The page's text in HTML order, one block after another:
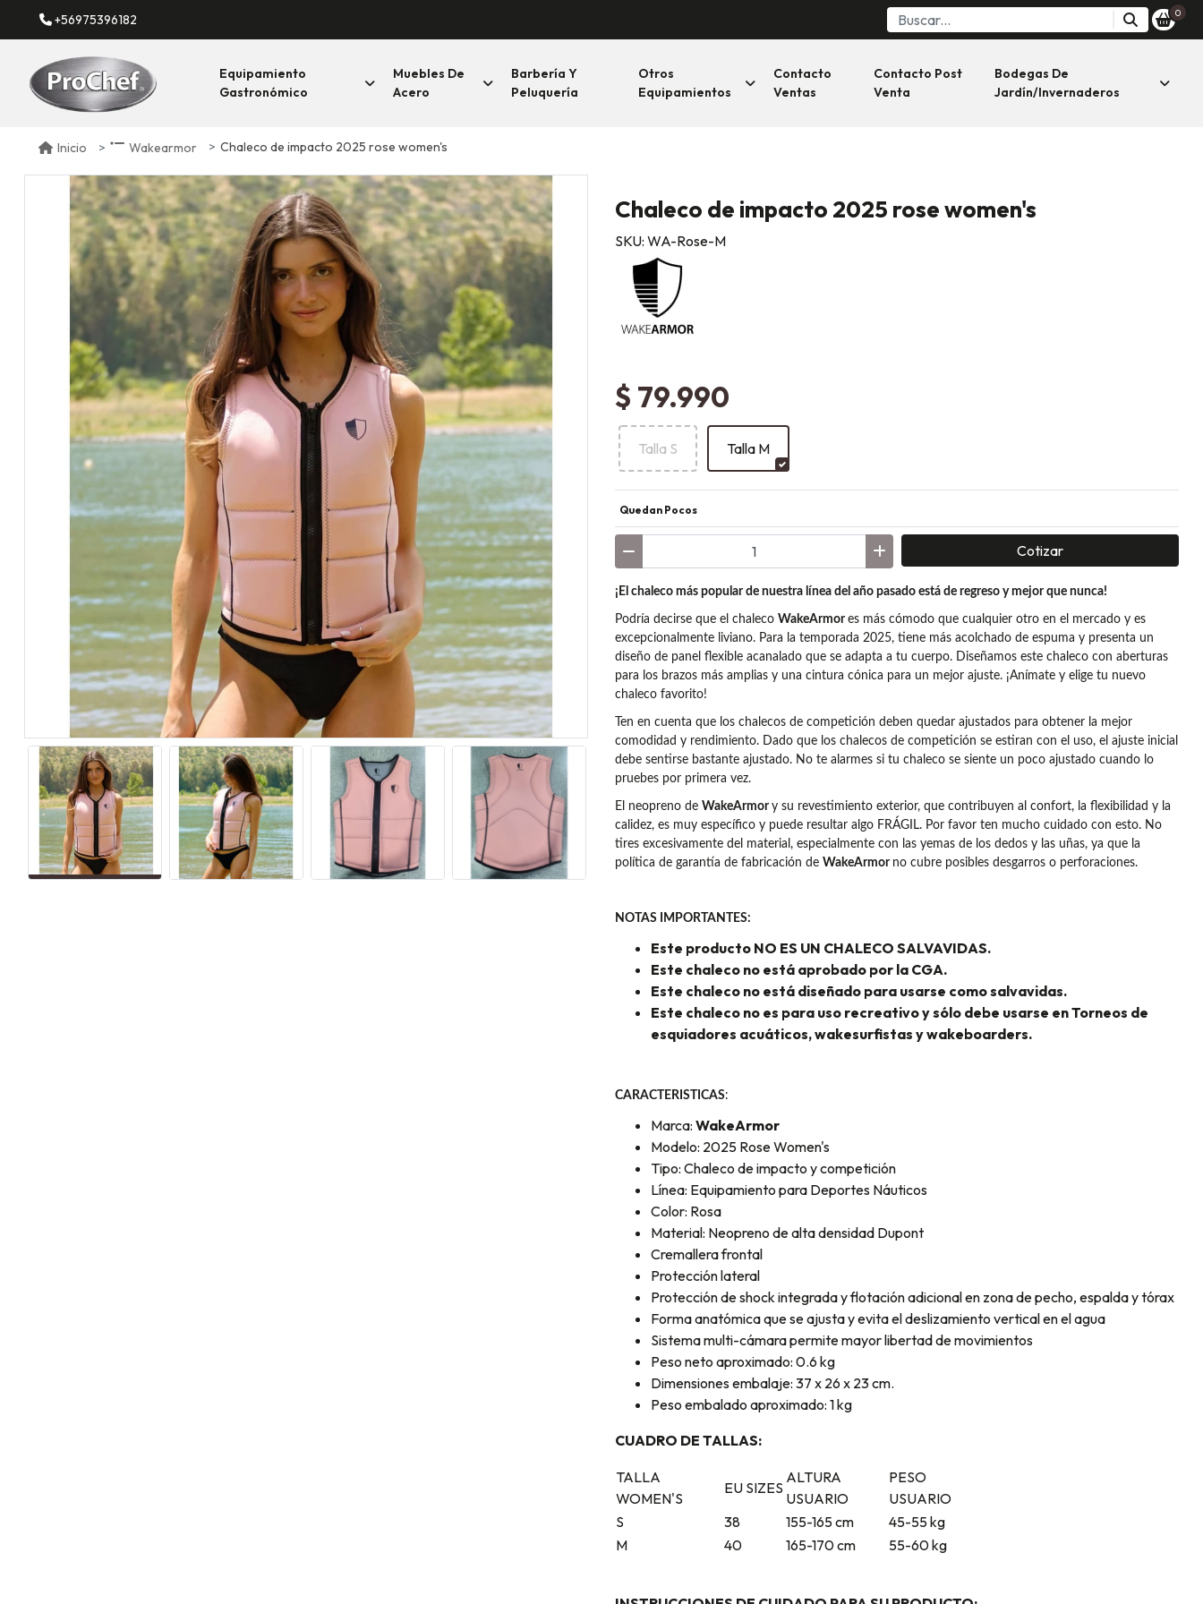
+56975396182 0
Equipamiento
Gastronómico
Muebles De
Acero
Barbería Y
Peluquería
Otros
Equipamientos
Contacto
Ventas
Contacto Post
Venta
Bodegas De
Jardín/invernaderos
Inicio Wakearmor Chaleco de impacto 2025 rose women's
Chaleco de impacto 2025 rose women's
SKU: WA-Rose-M
$ 79.990
Talla S Talla M
Quedan Pocos
Cotizar
¡El chaleco más popular de nuestra línea del año pasado está de regreso y mejor que nunca!
Podría decirse que el chaleco WakeArmores más cómodo que cualquier otro en el mercado y es
excepcionalmente liviano. Para la temporada 2025, tiene más acolchado de espuma y presenta un
diseño de panel flexible acanalado que se adapta a tu cuerpo. Diseñamos este chaleco con aberturas
para los brazos más amplias y una cintura cónica para un mejor ajuste. ¡Anímate y elige tu nuevo
chaleco favorito!
Ten en cuenta que los chalecos de competición deben quedar ajustados para obtener la mejor
comodidad y rendimiento. Dado que los chalecos de competición se estiran con el uso, el ajuste inicial
debe sentirse bastante ajustado. No te alarmes si tu chaleco se siente un poco ajustado cuando lo
pruebes por primera vez.
El neopreno de WakeArmory su revestimiento exterior, que contribuyen al confort, la flexibilidad y la
calidez, es muy específico y puede resultar algo FRÁGIL. Por favor ten mucho cuidado con esto. No
tires excesivamente del material, especialmente con las yemas de los dedos y las uñas, ya que la
política de garantía de fabricación de WakeArmor no cubre posibles desgarros o perforaciones.
NOTAS IMPORTANTES:
Este producto NO ES UN CHALECO SALVAVIDAS.
Este chaleco no está aprobado por la CGA.
Este chaleco no está diseñado para usarse como salvavidas.
Este chaleco no es para uso recreativo y sólo debe usarse en Torneos de
esquiadores acuáticos, wakesurfistas y wakeboarders.
CARACTERISTICAS:
Marca: WakeArmor
Modelo: 2025 Rose Women's
Tipo: Chaleco de impacto y competición
Línea: Equipamiento para Deportes Náuticos
Color: Rosa
Material: Neopreno de alta densidad Dupont
Cremallera frontal
Protección lateral
Protección de shock integrada y flotación adicional en zona de pecho, espalda y tórax
Forma anatómica que se ajusta y evita el deslizamiento vertical en el agua
Sistema multi-cámara permite mayor libertad de movimientos
Peso neto aproximado: 0.6 kg
Dimensiones embalaje: 37 x 26 x 23 cm.
Peso embalado aproximado: 1 kg
CUADRO DE TALLAS:
TALLA
WOMEN'S
EU SIZES
ALTURA
USUARIO
PESO
USUARIO
S
38 155-165 cm
45-55 kg
M
40 165-170 cm 55-60 kg